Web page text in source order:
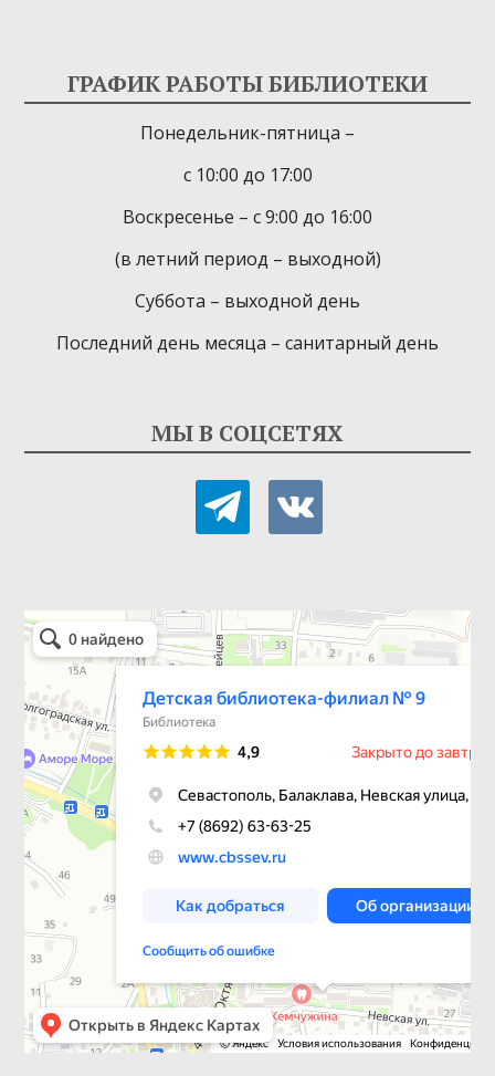
ГРАФИК РАБОТЫ БИБЛИОТЕКИ
Понедельник-пятница –
с 10:00 до 17:00
Воскресенье – с 9:00 до 16:00
(в летний период – выходной)
Суббота – выходной день
Последний день месяца – санитарный день
МЫ В СОЦСЕТЯХ
telegram vkontakte
Детская библиотека-филиал № 9
Библиотека в Севастополе